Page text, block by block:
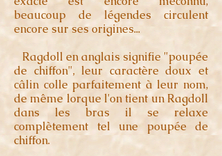
beaucoup de légendes circulent
encore sur ses origines...
Ragdoll en anglais signifie "poupée
de chiffon", leur caractère doux et
câlin colle parfaitement à leur nom,
de même lorque l'on tient un Ragdoll
dans les bras il se relaxe
complètement tel une poupée de
chiffon.